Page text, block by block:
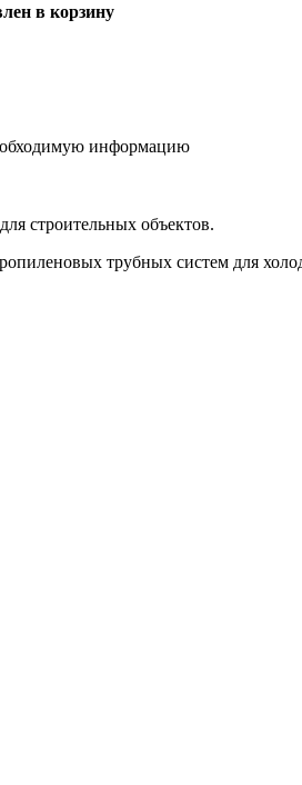
в корзину
информацию
строительных объектов.
трубных систем для